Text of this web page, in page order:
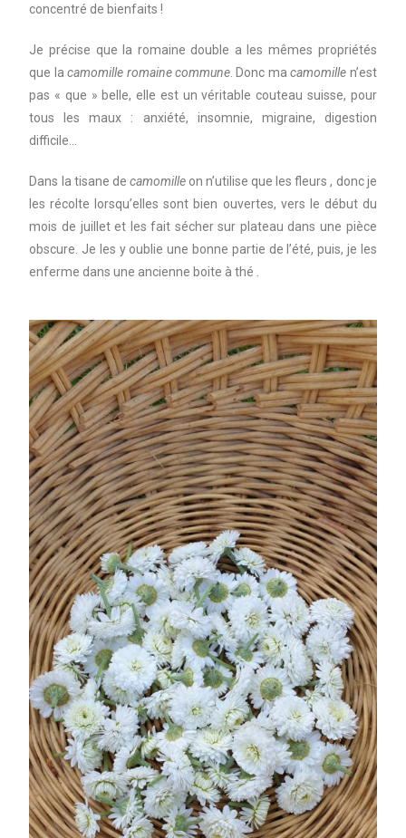
concentré de bienfaits !
Je précise que la romaine double a les mêmes propriétés
que lacamomille romaine commune . Donc macamomille n’est
pas « que » belle, elle est un véritable couteau suisse, pour
tous les maux : anxiété, insomnie, migraine, digestion
difficile…
Dans la tisane de camomilleon n’utilise que les fleurs , donc je
les récolte lorsqu’elles sont bien ouvertes, vers le début du
mois de juillet et les fait sécher sur plateau dans une pièce
obscure. Je les y oublie une bonne partie de l’été, puis, je les
enferme dans une ancienne boite à thé .